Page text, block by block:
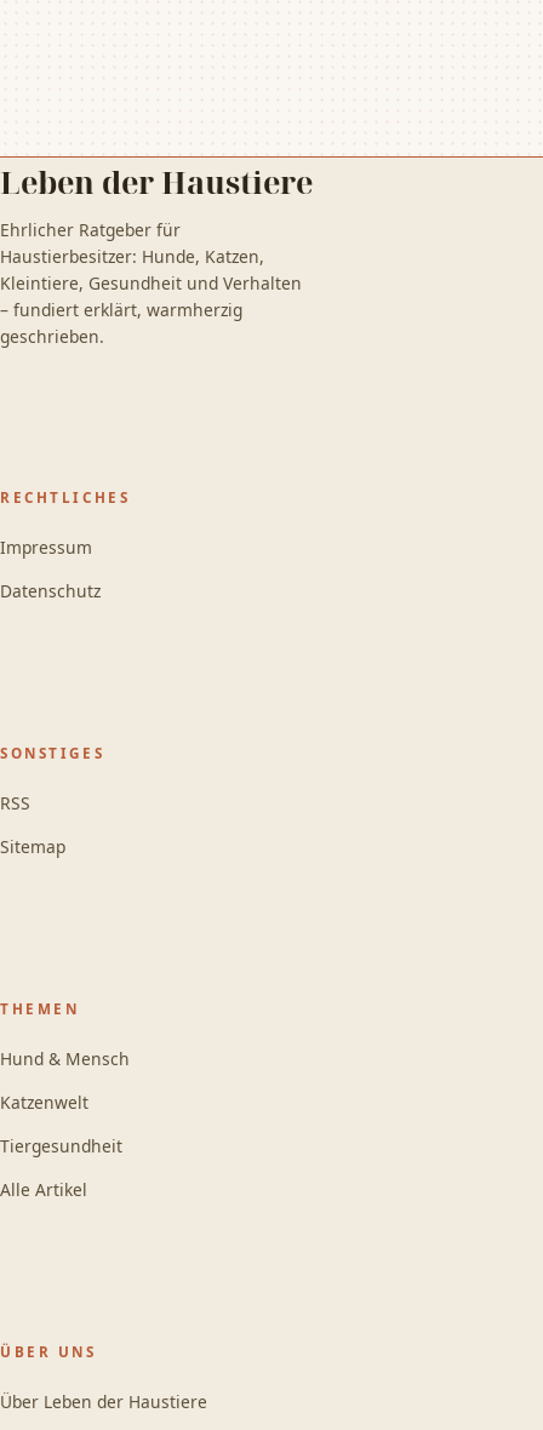
Leben der Haustiere
Ehrlicher Ratgeber für
Haustierbesitzer: Hunde, Katzen,
Kleintiere, Gesundheit und Verhalten
– fundiert erklärt, warmherzig
geschrieben.
RECHTLICHES
Impressum
Datenschutz
SONSTIGES
RSS
Sitemap
THEMEN
Hund & Mensch
Katzenwelt
Tiergesundheit
Alle Artikel
ÜBER UNS
Über Leben der Haustiere